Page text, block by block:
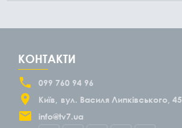
КОНТАКТИ
099 760 94 96
Київ
вул. Василя Липківського, 45
info@tv7.ua